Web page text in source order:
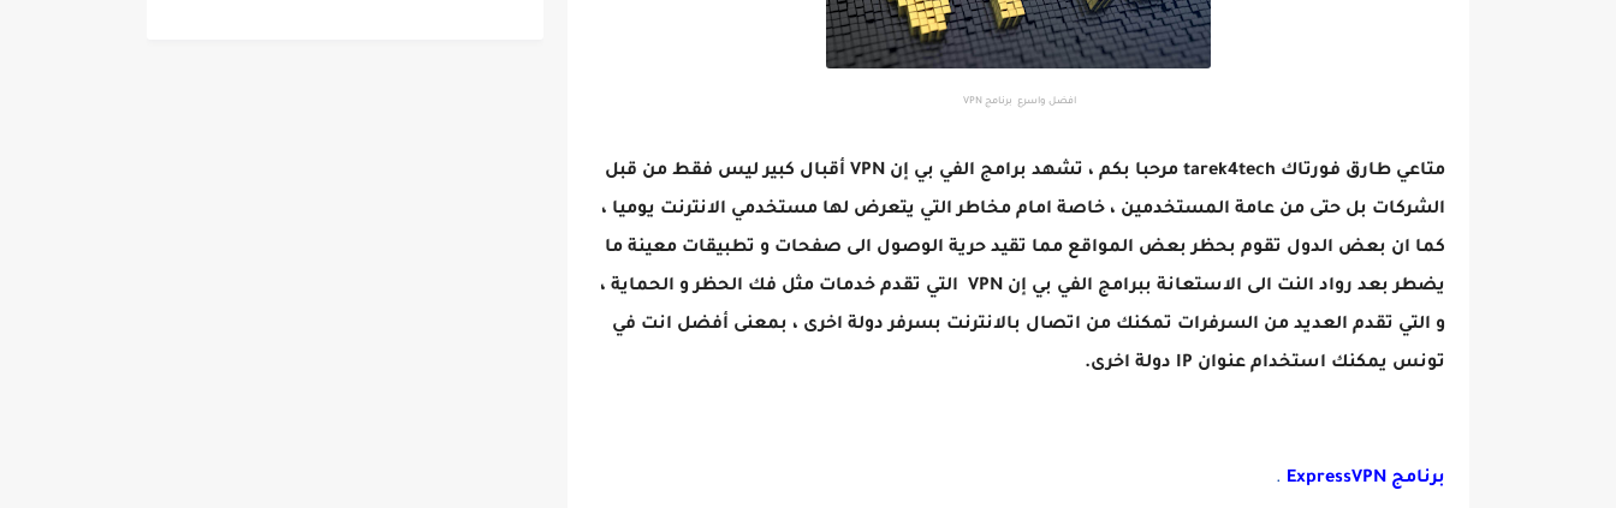
افضل واسرع برنامج VPN
متاعي طارق فورتاك tarek4tech مرحبا بكم ، تشهد برامج الفي بي إن VPN أقبال كبير ليس فقط من قبل
الشركات بل حتى من عامة المستخدمين ، خاصة امام مخاطر التي يتعرض لها مستخدمي الانترنت يوميا ،
كما ان بعض الدول تقوم بحظر بعض المواقع مما تقيد حرية الوصول الى صفحات و تطبيقات معينة ما
يضطر بعد رواد النت الى الاستعانة ببرامج الفي بي إن VPN التي تقدم خدمات مثل فك الحظر و الحماية ،
و التي تقدم العديد من السرفرات تمكنك من اتصال بالانترنت بسرفر دولة اخرى ، بمعنى أفضل انت في
تونس يمكنك استخدام عنوان IP دولة اخرى.
برنامج ExpressVPN .